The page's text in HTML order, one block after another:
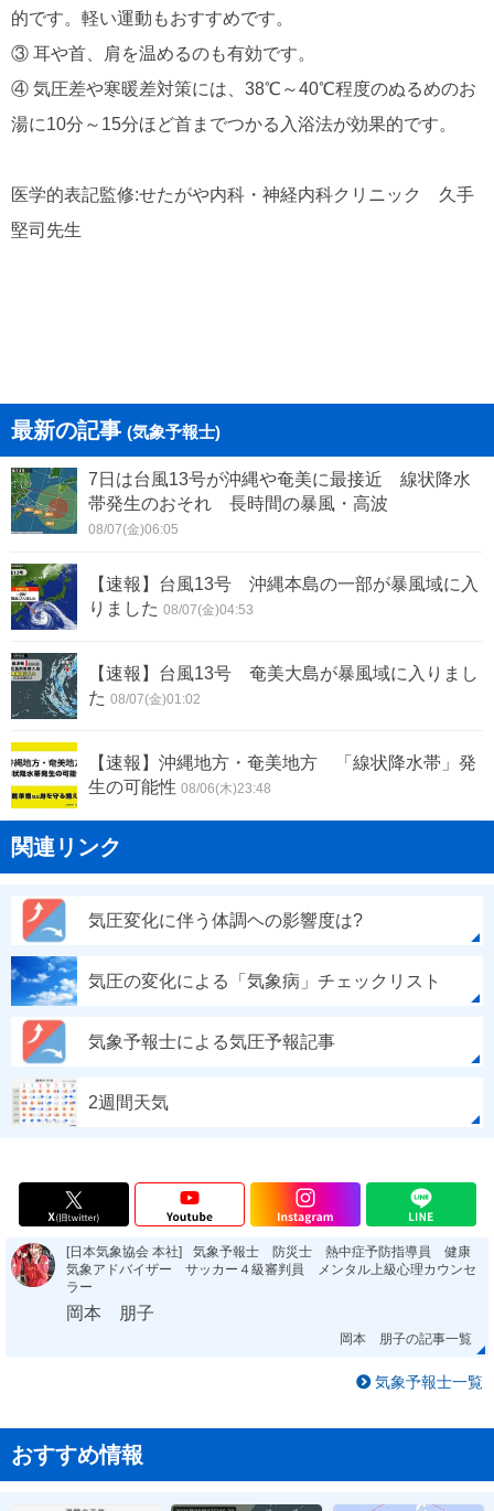
的です。軽い運動もおすすめです。
③ 耳や首、肩を温めるのも有効です。
④ 気圧差や寒暖差対策には、38℃～40℃程度のぬるめのお
湯に10分～15分ほど首までつかる入浴法が効果的です。
医学的表記監修:せたがや内科・神経内科クリニック 久手
堅司先生
最新の記事 (気象予報士)
7日は台風13号が沖縄や奄美に最接近 線状降水
帯発生のおそれ 長時間の暴風・高波
08/07(金)06:05
【速報】台風13号 沖縄本島の一部が暴風域に入
りました 08/07(金)04:53
【速報】台風13号 奄美大島が暴風域に入りまし
た 08/07(金)01:02
【速報】沖縄地方・奄美地方 「線状降水帯」発
生の可能性 08/06(木)23:48
関連リンク
気圧変化に伴う体調ヘの影響度は?
気圧の変化による「気象病」チェックリスト
気象予報士による気圧予報記事
2週間天気
[日本気象協会 本社]
気象予報士 防災士 熱中症予防指導員 健康
気象アドバイザー サッカー４級審判員 メンタル上級心理カウンセ
ラー
岡本 朋子
岡本 朋子の記事一覧
気象予報士一覧
おすすめ情報